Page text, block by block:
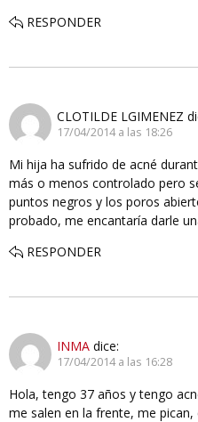
RESPONDER
CLOTILDE LGIMENEZ
17/04/2014 a las 18:26
Mi hija ha sufrido de acné
más o menos controlado pero
puntos negros y los poros
probado, me encantaría darle
RESPONDER
INMA dice:
17/04/2014 a las 16:28
Hola, tengo 37 años y tengo
me salen en la frente, me